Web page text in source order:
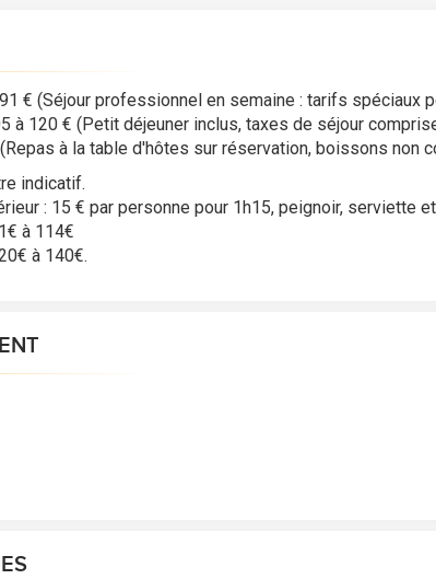
€ (Séjour professionnel en semaine : tarifs spéciaux
à 120 € (Petit déjeuner inclus, taxes de séjour
à la table d'hôtes sur réservation, boissons non
indicatif.
: 15 € par personne pour 1h15, peignoir, serviette
à 114€
à 140€.